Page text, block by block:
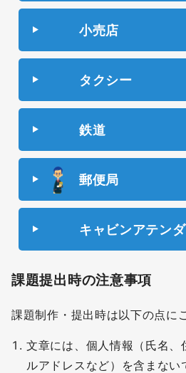
小売店
タクシー
鉄道
郵便局
キャビンアテン
課題提出時の注意事項
課題制作・提出時は以下の点に
文章には、個人情報（氏名、
ルアドレスなど）を含まない